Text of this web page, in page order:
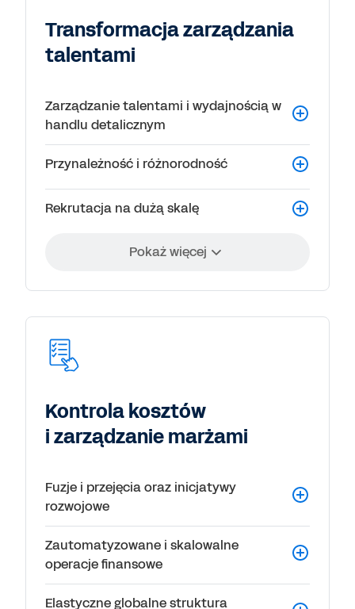
Transformacja zarządzania
talentami
Zarządzanie talentami i wydajnością w
handlu detalicznym
Przynależność i różnorodność
Rekrutacja na dużą skalę
Pokaż więcej
Kontrola kosztów
i zarządzanie marżami
Fuzje i przejęcia oraz inicjatywy
rozwojowe
Zautomatyzowane i skalowalne
operacje finansowe
Elastyczne globalne struktura